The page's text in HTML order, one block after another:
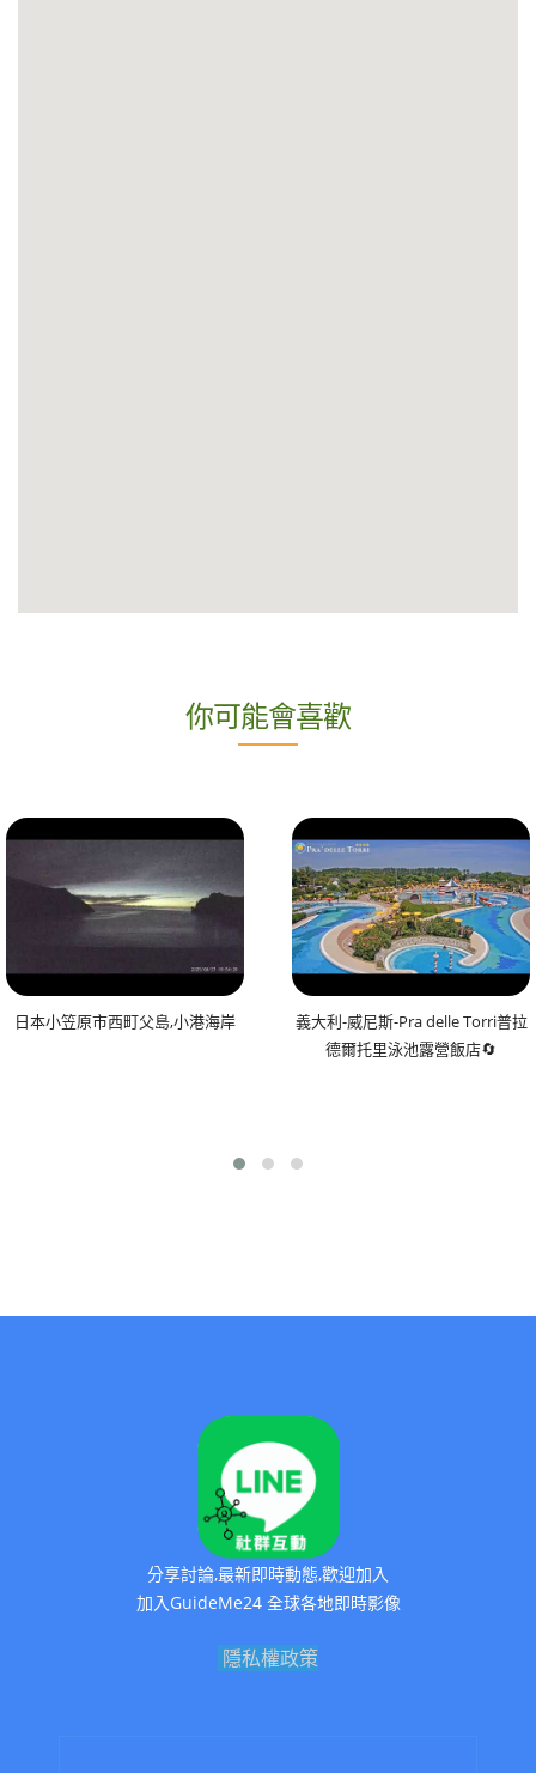
你可能會喜歡
日本小笠原市西町父島,小港海岸
義大利-威尼斯-Pra delle Torri普拉
德爾托里泳池露營飯店🔄
分享討論,最新即時動態,歡迎加入
加入GuideMe24 全球各地即時影像
隱私權政策